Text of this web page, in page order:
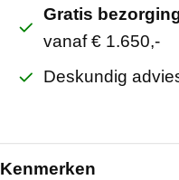
Gratis
vanaf € 1.650,-
Deskundig
Kenmerken